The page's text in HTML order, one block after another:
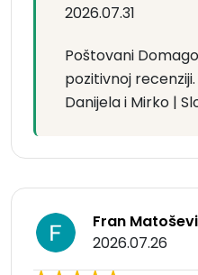
2026.07.31
Poštovani
pozitivnoj recenziji.
Danijela i Mirko |
Fran
2026.07.26